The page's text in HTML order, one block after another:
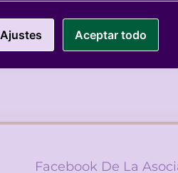
Instagram De La
Facebook De La
Ajustes Aceptar todo